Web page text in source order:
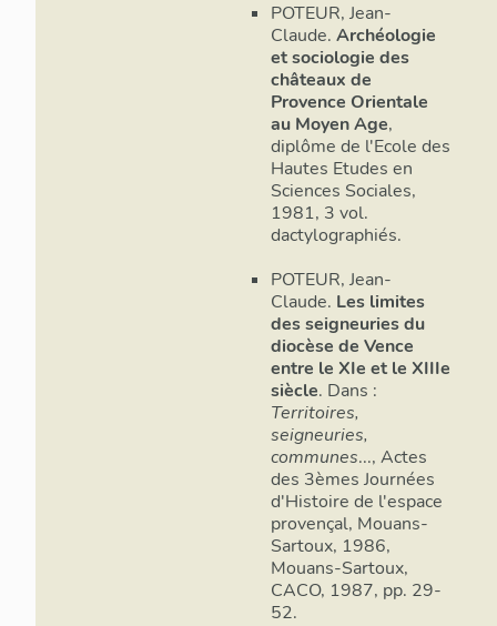
POTEUR, Jean-
Claude. Archéologie
et sociologie des
châteaux de
Provence Orientale
au Moyen Age,
diplôme de l'Ecole des
Hautes Etudes en
Sciences Sociales,
1981, 3 vol.
dactylographiés.
POTEUR, Jean-
Claude. Les limites
des seigneuries du
diocèse de Vence
entre le XIe et le XIIIe
siècle. Dans :
Territoires,
seigneuries,
communes..., Actes
des 3èmes Journées
d'Histoire de l'espace
provençal, Mouans-
Sartoux, 1986,
Mouans-Sartoux,
CACO, 1987, pp. 29-
52.